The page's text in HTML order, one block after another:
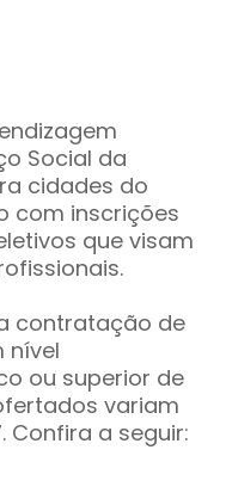
Social da
cidades do
com inscrições
que visam
contratação de
nível
ou superior de
variam
Confira a seguir: